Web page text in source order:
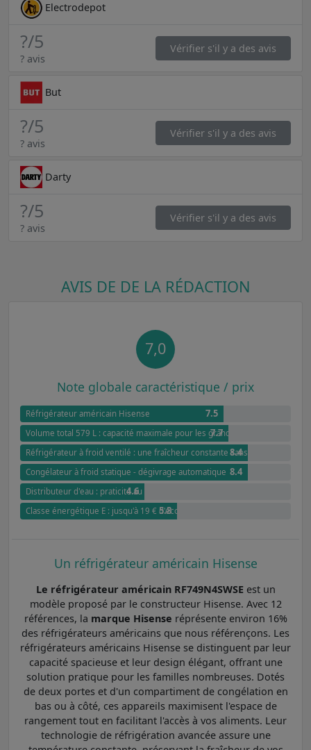
Electrodepot
?/5
? avis
Vérifier s'il y a des avis
But
?/5
? avis
Vérifier s'il y a des avis
Darty
?/5
? avis
Vérifier s'il y a des avis
AVIS DE DE LA RÉDACTION
7,0
Note globale caractéristique / prix
Réfrigérateur américain Hisense 7.5
Volume total 579 L : capacité maximale pour les grandes familles
7.7
Réfrigérateur à froid ventilé : une fraîcheur constante sans humidité
8.4
Congélateur à froid statique - dégivrage automatique 8.4
Distributeur d'eau : praticité au quotidien
4.6
Classe énergétique E : jusqu'à 19 € d'économies annuelles par rapport à G
5.8
Un réfrigérateur américain Hisense
Le réfrigérateur américain RF749N4SWSE est un
modèle proposé par le constructeur Hisense. Avec 12
références, la marque Hisense réprésente environ 16%
des réfrigérateurs américains que nous référençons. Les
réfrigérateurs américains Hisense se distinguent par leur
capacité spacieuse et leur design élégant, offrant une
solution pratique pour les familles nombreuses. Dotés
de deux portes et d'un compartiment de congélation en
bas ou à côté, ces appareils maximisent l'espace de
rangement tout en facilitant l'accès à vos aliments. Leur
technologie de réfrigération avancée assure une